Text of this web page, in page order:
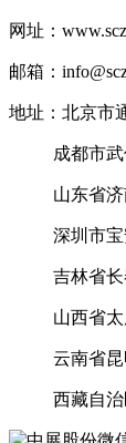
网址：
邮箱：
地址：北京市
成都市武
山东省济南
深圳市宝
吉林省长春
山西省太原
云南省昆明
西藏自治区